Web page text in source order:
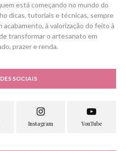
está começando no mundo do
dicas, tutoriais e técnicas, sempre
acabamento, à valorização do feito à
transformar o artesanato em
prazer e renda.
SOCIAIS